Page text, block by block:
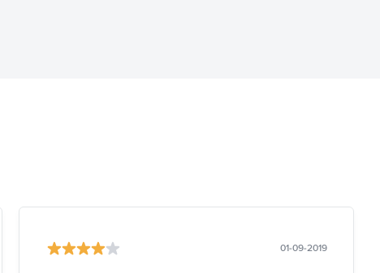
01-09-2019